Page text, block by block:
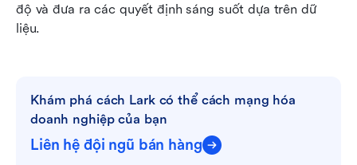
độ và đưa ra các quyết định sáng suốt dựa trên dữ
liệu.
Khám phá cách Lark có thể cách mạng hóa
doanh nghiệp của bạn
Liên hệ đội ngũ bán hàng